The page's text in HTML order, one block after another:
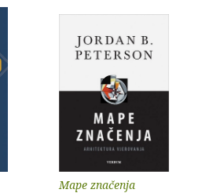
Mape značenja